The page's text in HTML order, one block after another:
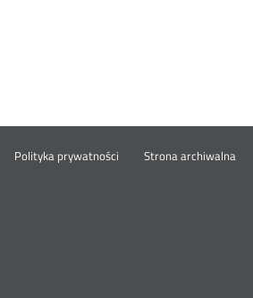
Polityka prywatności Otwórz
Strona archiwalna